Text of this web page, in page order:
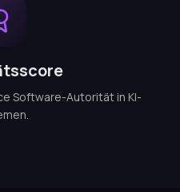
Software-Autorität in KI-